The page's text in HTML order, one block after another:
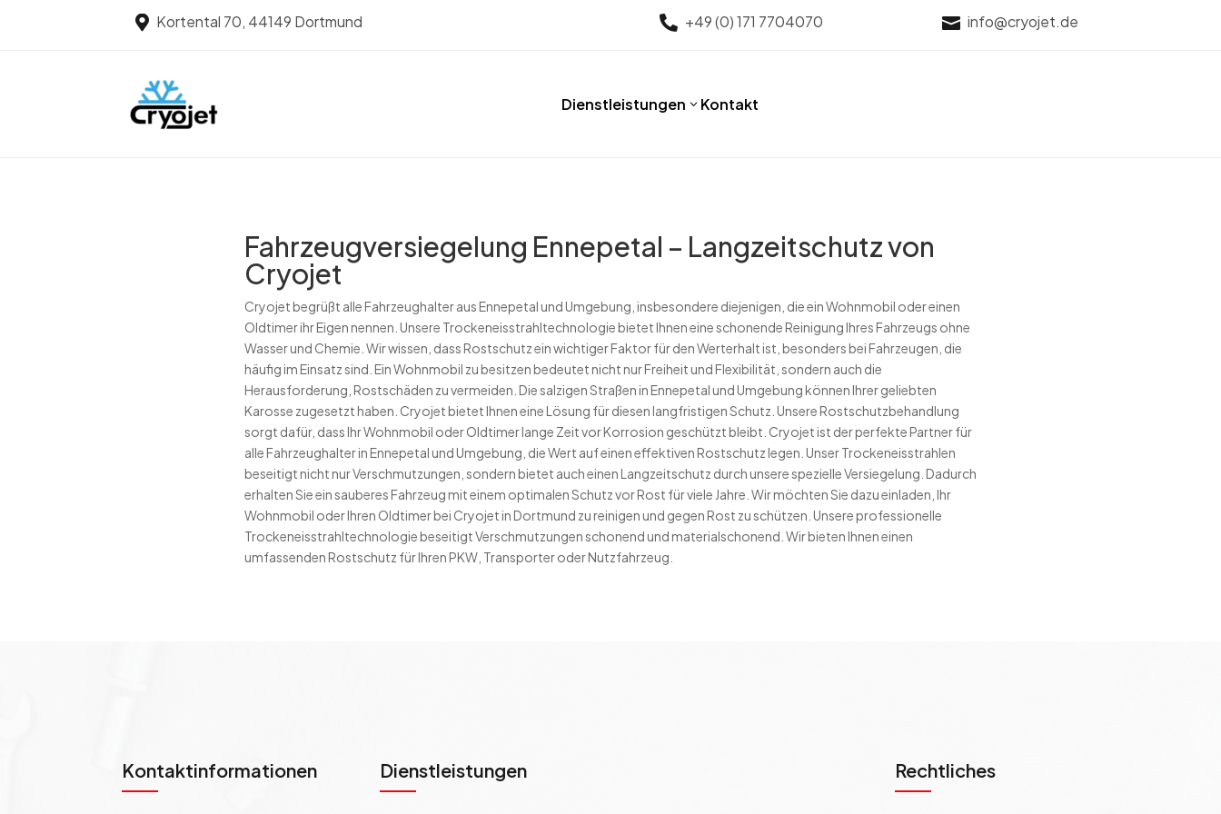
 Kortental 70, 44149 Dortmund  +49 (0) 171 7704070  info@cryojet.de
Dienstleistungen 3 Kontakt
Fahrzeugversiegelung Ennepetal – Langzeitschutz von
Cryojet
Cryojet begrüßt alle Fahrzeughalter aus Ennepetal und Umgebung, insbesondere diejenigen, die ein Wohnmobil oder einen
Oldtimer ihr Eigen nennen. Unsere Trockeneisstrahltechnologie bietet Ihnen eine schonende Reinigung Ihres Fahrzeugs ohne
Wasser und Chemie. Wir wissen, dass Rostschutz ein wichtiger Faktor für den Werterhalt ist, besonders bei Fahrzeugen, die
häufig im Einsatz sind. Ein Wohnmobil zu besitzen bedeutet nicht nur Freiheit und Flexibilität, sondern auch die
Herausforderung, Rostschäden zu vermeiden. Die salzigen Straßen in Ennepetal und Umgebung können Ihrer geliebten
Karosse zugesetzt haben. Cryojet bietet Ihnen eine Lösung für diesen langfristigen Schutz. Unsere Rostschutzbehandlung
sorgt dafür, dass Ihr Wohnmobil oder Oldtimer lange Zeit vor Korrosion geschützt bleibt. Cryojet ist der perfekte Partner für
alle Fahrzeughalter in Ennepetal und Umgebung, die Wert auf einen effektiven Rostschutz legen. Unser Trockeneisstrahlen
beseitigt nicht nur Verschmutzungen, sondern bietet auch einen Langzeitschutz durch unsere spezielle Versiegelung. Dadurch
erhalten Sie ein sauberes Fahrzeug mit einem optimalen Schutz vor Rost für viele Jahre. Wir möchten Sie dazu einladen, Ihr
Wohnmobil oder Ihren Oldtimer bei Cryojet in Dortmund zu reinigen und gegen Rost zu schützen. Unsere professionelle
Trockeneisstrahltechnologie beseitigt Verschmutzungen schonend und materialschonend. Wir bieten Ihnen einen
umfassenden Rostschutz für Ihren PKW, Transporter oder Nutzfahrzeug.
Kontaktinformationen Dienstleistungen Rechtliches